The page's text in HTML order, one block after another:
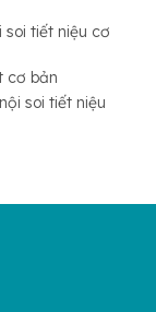
soi tiết niệu cơ
cơ bản
soi tiết niệu